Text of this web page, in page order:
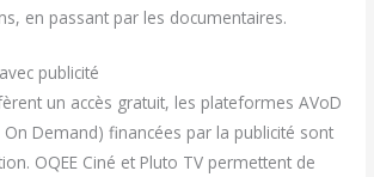
en passant par les documentaires.
publicité
un accès gratuit, les plateformes AVoD
On Demand) financées par la publicité sont
OQEE Ciné et Pluto TV permettent de